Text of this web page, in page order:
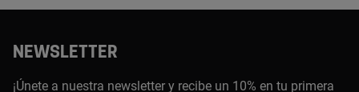
NEWSLETTER
¡Únete a nuestra newsletter y recibe un 10% en tu primera